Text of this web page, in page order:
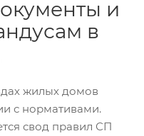
и
в
жилых домов
с нормативами.
свод правил СП